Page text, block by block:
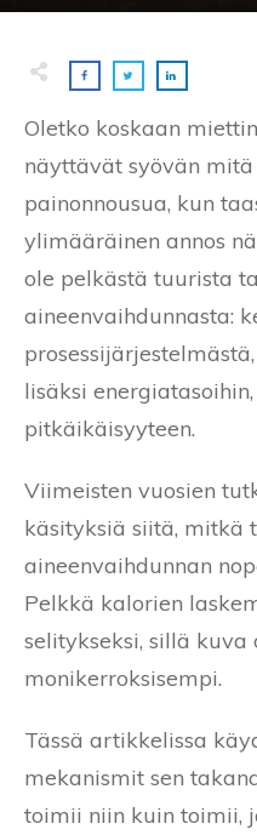
Oletko koskaan
näyttävät syövän
painonnousua, kun
ylimääräinen annos
ole pelkästä tuurista
aineenvaihdunnasta:
lisäksi
pitkäikäisyyteen.
Viimeisten vuosien
käsityksiä siitä,
aineenvaihdunnan
Pelkkä kalorien
selitykseksi, sillä kuva
monikerroksisempi.
Tässä artikkelissa
mekanismit sen
toimii niin kuin toimii,